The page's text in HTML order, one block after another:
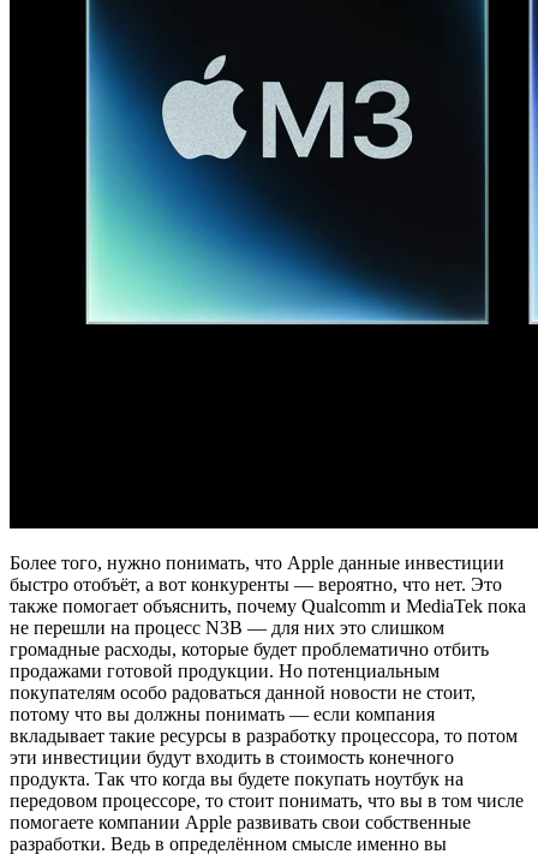
Более того, нужно понимать, что Apple данные инвестиции
быстро отобъёт, а вот конкуренты — вероятно, что нет. Это
также помогает объяснить, почему Qualcomm и MediaTek пока
не перешли на процесс N3B — для них это слишком
громадные расходы, которые будет проблематично отбить
продажами готовой продукции. Но потенциальным
покупателям особо радоваться данной новости не стоит,
потому что вы должны понимать — если компания
вкладывает такие ресурсы в разработку процессора, то потом
эти инвестиции будут входить в стоимость конечного
продукта. Так что когда вы будете покупать ноутбук на
передовом процессоре, то стоит понимать, что вы в том числе
помогаете компании Apple развивать свои собственные
разработки. Ведь в определённом смысле именно вы